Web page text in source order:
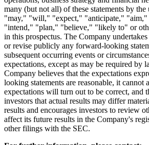
many (but not all) of these statements by the
"may," "will," "expect," "anticipate," "aim,"
"intend," "plan," "believe," "likely to" or
in this prospectus. The Company
or revise publicly any forward-looking
subsequent occurring events or
expectations, except as may be required by
Company believes that the expectations
looking statements are reasonable, it cannot
expectations will turn out to be correct, and
investors that actual results may differ
results and encourages investors to review
affect its future results in the Company's
other filings with the SEC.